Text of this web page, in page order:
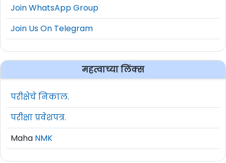
Join WhatsApp Group
Join Us On Telegram
महत्वाच्या लिंक्स
परीक्षेचे निकाल.
परीक्षा प्रवेशपत्र.
Maha NMK